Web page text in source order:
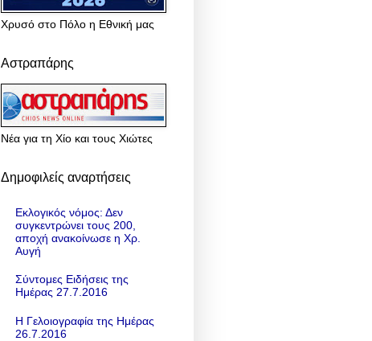
Χρυσό στο Πόλο η Εθνική μας
Αστραπάρης
Νέα για τη Χίο και τους Χιώτες
Δημοφιλείς αναρτήσεις
Εκλογικός νόμος: Δεν
συγκεντρώνει τους 200,
αποχή ανακοίνωσε η Χρ.
Αυγή
Σύντομες Ειδήσεις της
Ημέρας 27.7.2016
Η Γελοιογραφία της Ημέρας
26.7.2016